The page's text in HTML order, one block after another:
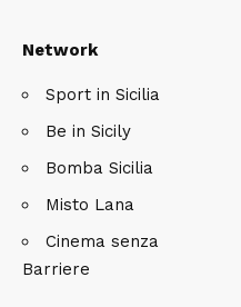
Network
Sport in Sicilia
Be in Sicily
Bomba Sicilia
Misto Lana
Cinema senza
Barriere